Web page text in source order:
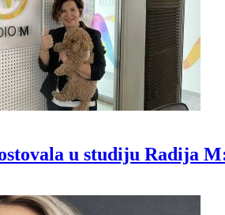
u studiju Radija